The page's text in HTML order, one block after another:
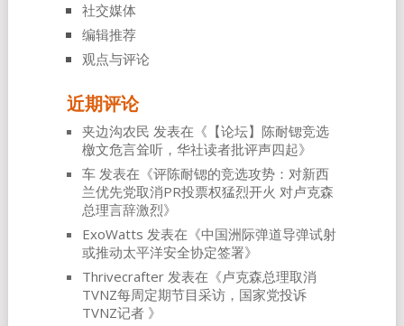
社交媒体
编辑推荐
观点与评论
近期评论
夹边沟农民 发表在《 【论坛】陈耐锶竞选
檄文危言耸听，华社读者批评声四起》
车发表在《评陈耐锶的竞选攻势：对新西
兰优先党取消PR投票权猛烈开火 对卢克森
总理言辞激烈》
ExoWatts 发表在《中国洲际弹道导弹试射
或推动太平洋安全协定签署》
Thrivecrafter发表在《卢克森总理取消
TVNZ每周定期节目采访，国家党投诉
TVNZ记者 》